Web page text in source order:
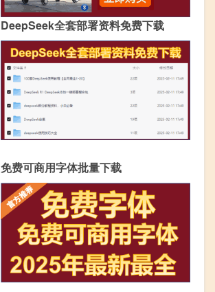
DeepSeek全套部署资料免费下载
免费可商用字体批量下载